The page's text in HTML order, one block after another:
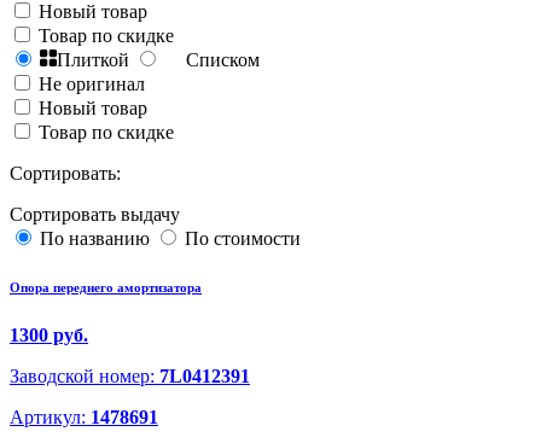
Новый товар
Товар по скидке
Плиткой
Списком
Не оригинал
Новый товар
Товар по скидке
Сортировать:
Сортировать выдачу
По названию
По стоимости
Опора переднего амортизатора
1300 руб.
Заводской номер: 7L0412391
Артикул: 1478691